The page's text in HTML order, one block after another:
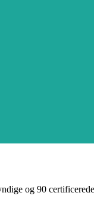
og 90